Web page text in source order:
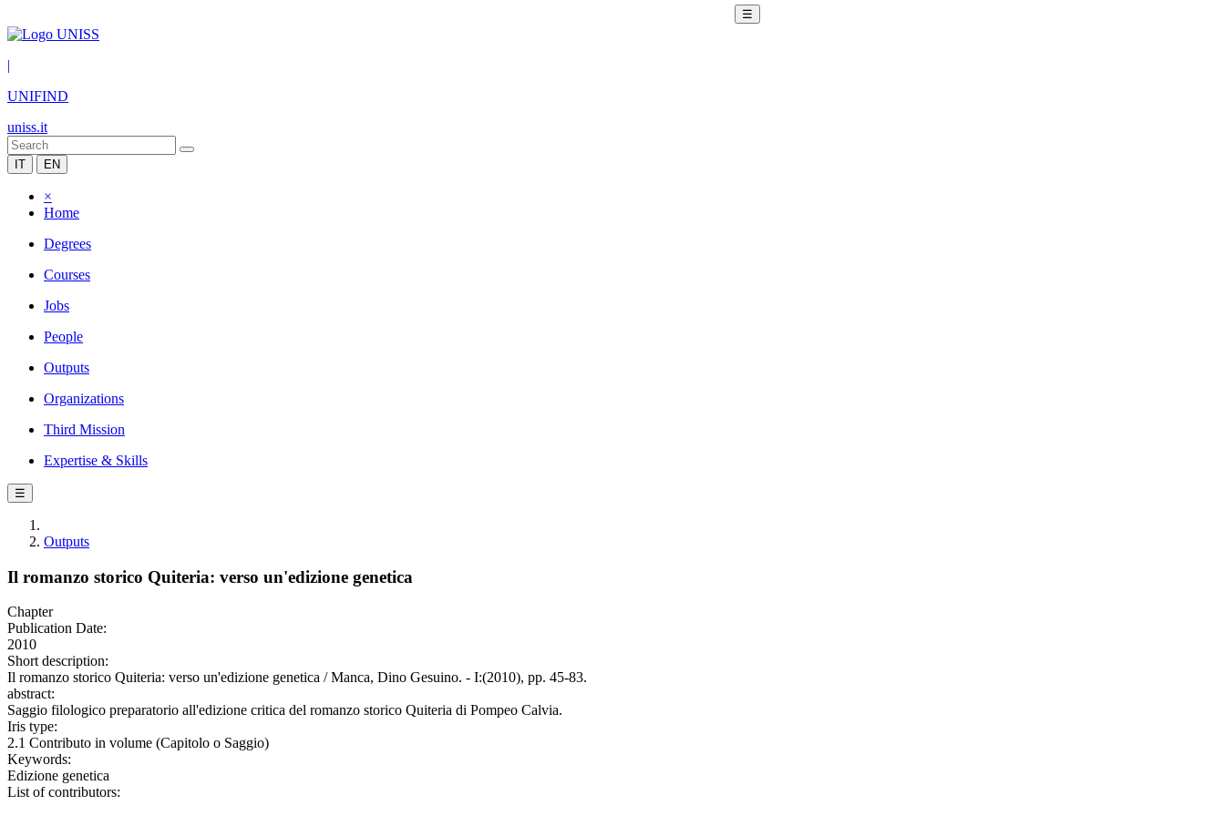
☰
|
UNIFIND
uniss.it
IT EN
×
Home
Degrees
Courses
Jobs
People
Outputs
Organizations
Third Mission
Expertise & Skills
☰
Outputs
Il romanzo storico Quiteria: verso un'edizione genetica
Chapter
Publication Date:
2010
Short description:
Il romanzo storico Quiteria: verso un'edizione genetica / Manca, Dino Gesuino. - I:(2010), pp. 45-83.
abstract:
Saggio filologico preparatorio all'edizione critica del romanzo storico Quiteria di Pompeo Calvia.
Iris type:
2.1 Contributo in volume (Capitolo o Saggio)
Keywords:
Edizione genetica
List of contributors: